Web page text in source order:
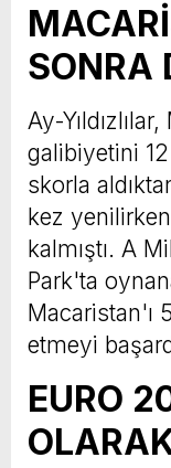
SONRA
Ay-
galibiyetini
skorla
kez
kalmıştı. A
Park'ta
Macaristan'ı
etmeyi
EURO